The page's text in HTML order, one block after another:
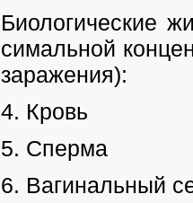
Био­ло­ги­че­ские
си­маль­ной
за­ра­же­ния):
4. Кровь
5. Спер­ма
6. Ва­ги­наль­ный